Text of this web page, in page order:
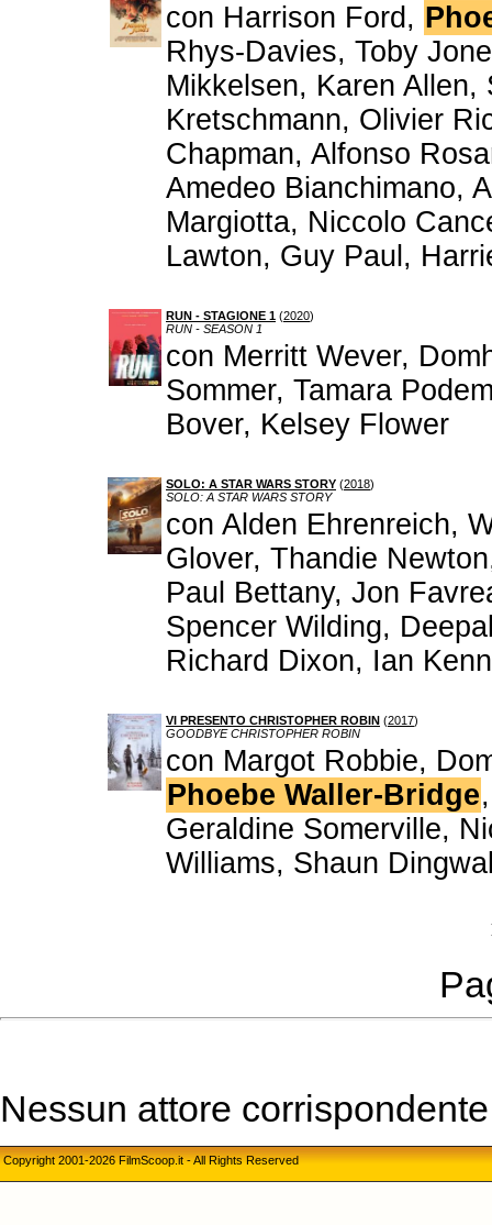
con Harrison Ford,
Rhys-Davies, Toby
Mikkelsen, Karen
Kretschmann, Olivier
Chapman, Alfonso
Amedeo Bianchimano,
Margiotta, Niccolo
Lawton, Guy Paul,
RUN - STAGIONE 1 (2020)
RUN - SEASON 1
con Merritt Wever,
Sommer, Tamara
Bover, Kelsey Flower
SOLO: A STAR WARS STORY (2018)
SOLO: A STAR WARS STORY
con Alden Ehrenreich,
Glover, Thandie
Paul Bettany, Jon
Spencer Wilding,
Richard Dixon, Ian
VI PRESENTO CHRISTOPHER ROBIN (2017)
GOODBYE CHRISTOPHER ROBIN
con Margot Robbie,
Phoebe Waller-Bridge
Geraldine Somerville,
Williams, Shaun
Nessun attore
Copyright 2001-2026 FilmScoop.it - All Rights Reserved